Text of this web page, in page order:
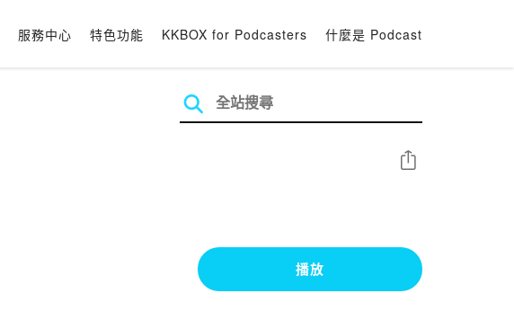
服務中心 特色功能 KKBOX for Podcasters 什麼是 Podcast
分享
播放